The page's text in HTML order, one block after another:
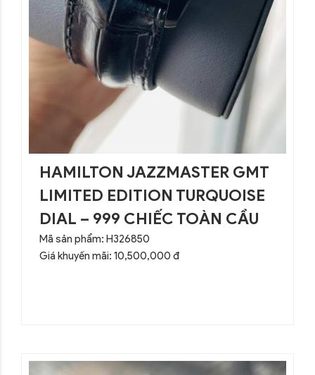
HAMILTON JAZZMASTER GMT
LIMITED EDITION TURQUOISE
DIAL – 999 CHIẾC TOÀN CẦU
Mã sản phẩm: H326850
Giá khuyến mãi: 10,500,000 đ